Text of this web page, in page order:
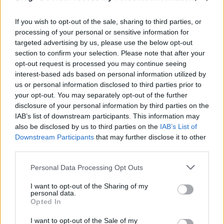
If you wish to opt-out of the sale, sharing to third parties, or
processing of your personal or sensitive information for
targeted advertising by us, please use the below opt-out
section to confirm your selection. Please note that after your
opt-out request is processed you may continue seeing
interest-based ads based on personal information utilized by
us or personal information disclosed to third parties prior to
your opt-out. You may separately opt-out of the further
disclosure of your personal information by third parties on the
IAB’s list of downstream participants. This information may
also be disclosed by us to third parties on the IAB’s List of
Downstream Participants that may further disclose it to other
Please note that this website/app uses one or more Google
not limited to your visit or usage behaviour. You may click to
grant or deny consent to Google and its third-party tags to
use your data for below specified purposes in below Google
consent section.
Personal Data Processing Opt Outs
I want to opt-out of the Sharing of my
personal data.
Opted In
I want to opt-out of the Sale of my
fegyvernem létrehozása volt, amely ellátja ...
Mumifikálás az ókori Egyiptomban
2017. március 02.